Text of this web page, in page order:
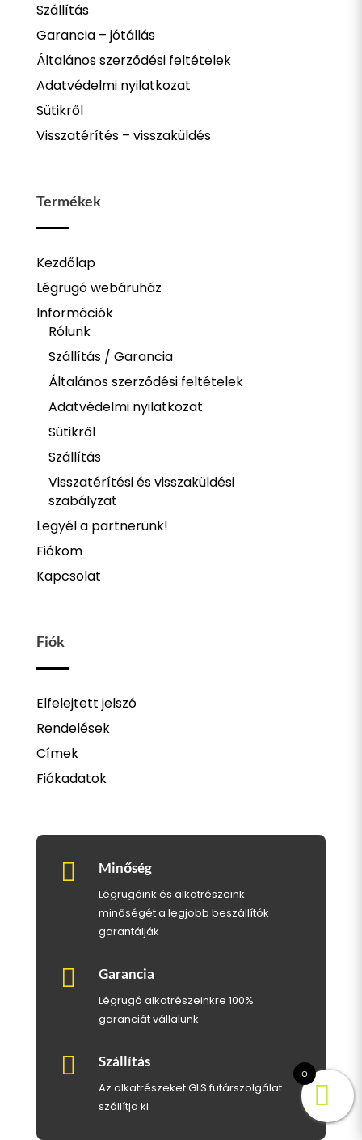
Szállítás
Garancia – jótállás
Általános szerződési feltételek
Adatvédelmi nyilatkozat
Sütikről
Visszatérítés – visszaküldés
Termékek
Kezdőlap
Légrugó webáruház
Információk
Rólunk
Szállítás / Garancia
Általános szerződési feltételek
Adatvédelmi nyilatkozat
Sütikről
Szállítás
Visszatérítési és visszaküldési
szabályzat
Legyél a partnerünk!
Fiókom
Kapcsolat
Fiók
Elfelejtett jelszó
Rendelések
Címek
Fiókadatok
 Minőség
Légrugóink és alkatrészeink
minőségét a legjobb beszállítók
garantálják
 Garancia
Légrugó alkatrészeinkre 100%
garanciát vállalunk
 Szállítás
Az alkatrészeket GLS futárszolgálat
szállítja ki
0